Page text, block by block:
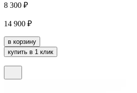
8 300 ₽
14 900 ₽
в корзину
купить в 1 клик